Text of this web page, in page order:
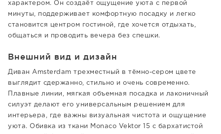
характером. Он создаёт ощущение уюта с первой
минуты, поддерживает комфортную посадку и легко
становится центром гостиной, где хочется отдыхать,
общаться и проводить вечера без спешки.
Внешний вид и дизайн
Диван Amsterdam трехместный в тёмно-сером цвете
выглядит сдержанно, стильно и очень современно.
Плавные линии, мягкая объемная посадка и лаконичный
силуэт делают его универсальным решением для
интерьера, где важны визуальная чистота и ощущение
уюта. Обивка из ткани Monaco Vektor 15 с бархатистой